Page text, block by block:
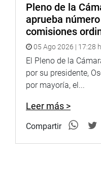
Pleno de la
aprueba
comisiones
05 Ago 2026 | 17:28 h
El Pleno de la
por su presidente,
por mayoría, el...
Leer más >
Compartir